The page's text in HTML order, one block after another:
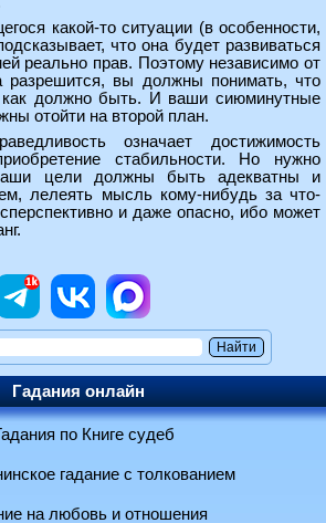
какой-то ситуации (в особенности,
что она будет развиваться
реально прав. Поэтому независимо от
разрешится, вы должны понимать, что
как должно быть. И ваши сиюминутные
отойти на второй план.
означает достижимость
стабильности. Но нужно
цели должны быть адекватны и
лелеять мысль кому-нибудь за что-
и даже опасно, ибо может
Гадания онлайн
по Книге судеб
гадание с толкованием
на любовь и отношения